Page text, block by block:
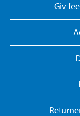
Giv